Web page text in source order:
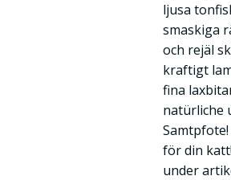
ljusa
smaskiga
och rejäl
kraftigt
fina
natürliche
för din
under